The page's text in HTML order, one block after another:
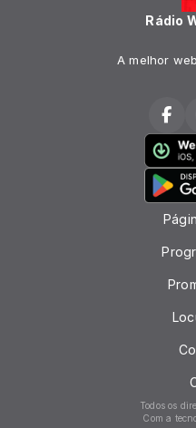
Rádio
A melhor
Todos os
Com a